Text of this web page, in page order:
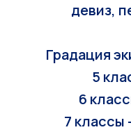
девиз,
Градация
5
6
7 классы